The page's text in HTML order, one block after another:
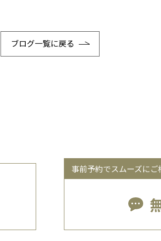
ブログ一覧に戻る
事前予約でスムーズに